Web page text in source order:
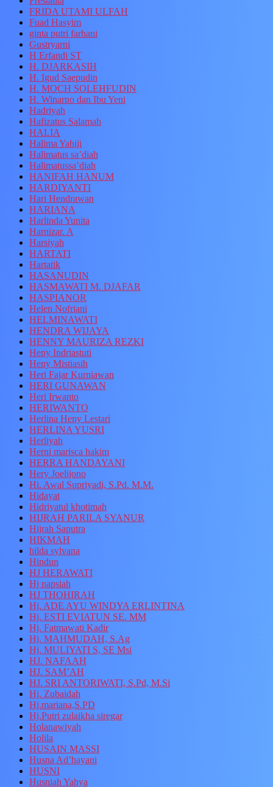
FRIDA UTAMI ULFAH
Fuad Hasyim
ginta putri farhani
Gustryarni
H Erfandi ST
H. DJARKASIH
H. Igud Saepudin
H. MOCH SOLEHFUDIN
H. Winarno dan Ibu Yeni
Hadriyah
Hafizatus Salamah
HALIA
Halima Yahiji
Halimatus sa’diah
Halimatussa’diah
HANIFAH HANUM
HARDIYANTI
Hari Hendrawan
HARIANA
Harlinda Yunita
Harnizar. A
Harsiyah
HARTATI
Hartatik
HASANUDIN
HASMAWATI M. DJAFAR
HASPIANOR
Helen Nofriani
HELMINAWATI
HENDRA WIJAYA
HENNY MAURIZA REZKI
Heny Indriastuti
Heny Mistiasih
Heri Fajar Kurniawan
HERI GUNAWAN
Heri Irwanto
HERIWANTO
Herlina Heny Lestari
HERLINA YUSRI
Herliyah
Herni marisca hakim
HERRA HANDAYANI
Hery Joelijono
Hi. Awal Supriyadi, S.Pd. M.M.
Hidayat
Hidriyatul khotimah
HIJRAH PARILA SYANUR
Hijrah Saputra
HIKMAH
hilda sylvana
Hindun
HJ HERAWATI
Hj napsiah
HJ THOHIRAH
Hj. ADE AYU WINDYA ERLINTINA
Hj. ESTI EVIATUN SE. MM
Hj. Fatmawati Kadir
Hj. MAHMUDAH, S.Ag
Hj. MULIYATI S, SE Msi
HJ. NAFAAH
HJ. SAM’AH
HJ. SRI ANTORIWATI, S.Pd, M.Si
Hj. Zubaidah
Hj.mariana,S.PD
Hj.Putri zulaikha siregar
Holanawiyah
Holila
HUSAIN MASSI
Husna Ad’hayani
HUSNI
Husniah Yahya